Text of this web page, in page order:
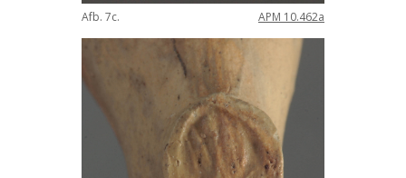
Afb. 7c. APM 10.462a